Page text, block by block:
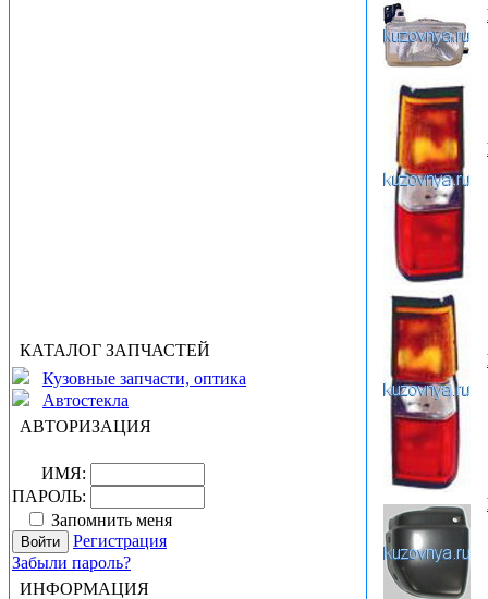
КАТАЛОГ ЗАПЧАСТЕЙ
Кузовные запчасти, оптика
Автостекла
АВТОРИЗАЦИЯ
ИМЯ:
ПАРОЛЬ:
Запомнить меня
Регистрация
Забыли пароль?
ИНФОРМАЦИЯ